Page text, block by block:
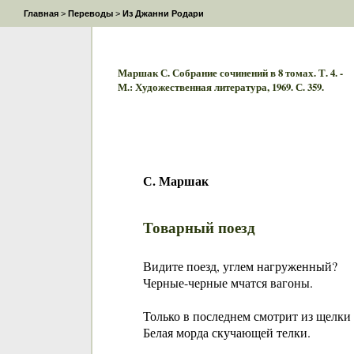
Главная > Переводы > Из Джанни Родари
Маршак С. Собрание сочинений в 8 томах. Т. 4. -
М.: Художественная литература, 1969. С. 359.
С. Маршак
Товарный поезд
Видите поезд, углем нагруженный?
Черные-черные мчатся вагоны.
Только в последнем смотрит из щелки
Белая морда скучающей телки.